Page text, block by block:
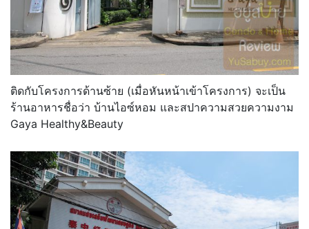
ติดกับโครงการด้านซ้าย (เมื่อหันหน้าเข้าโครงการ) จะเป็น
ร้านอาหารชื่อว่า บ้านไอซ์หอม และสปาความสวยความงาม
Gaya Healthy&Beauty